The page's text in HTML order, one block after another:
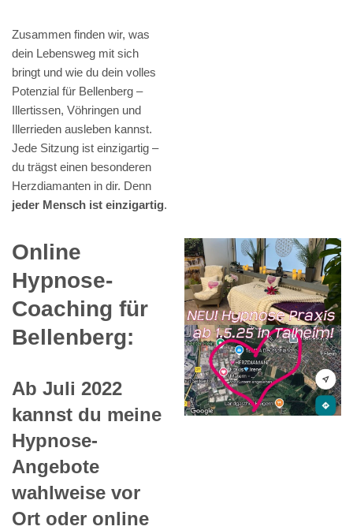
Zusammen finden wir, was
dein Lebensweg mit sich
bringt und wie du dein volles
Potenzial für Bellenberg –
Illertissen, Vöhringen und
Illerrieden ausleben kannst.
Jede Sitzung ist einzigartig –
du trägst einen besonderen
Herzdiamanten in dir. Denn
jeder Mensch ist einzigartig.
Online
Hypnose-
Coaching für
Bellenberg:
Ab Juli 2022
kannst du meine
Hypnose-
Angebote
wahlweise vor
Ort oder online